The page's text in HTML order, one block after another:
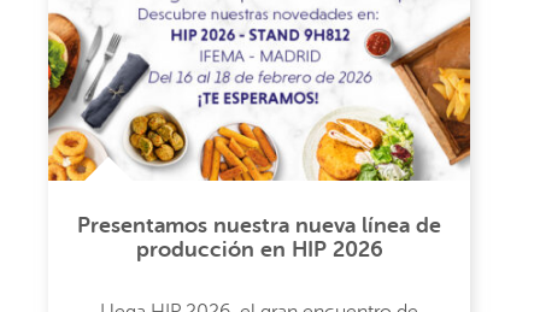
Presentamos nuestra nueva línea de
producción en HIP 2026